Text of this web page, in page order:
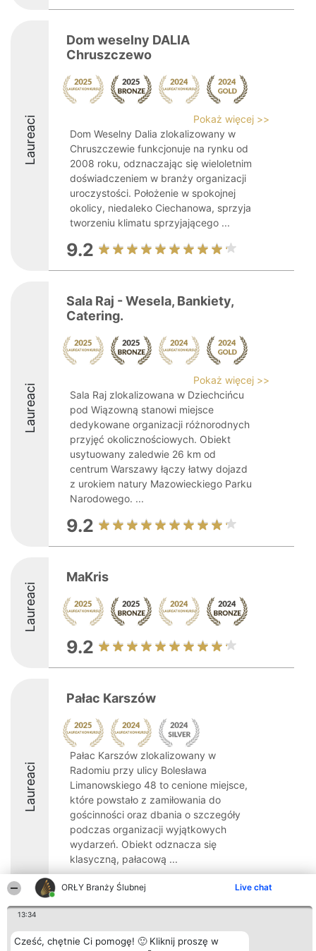
ORŁY Branży Ślubnej Live chat
13:34
Cześć, chętnie Ci pomogę! 🙂 Kliknij proszę w
Laureaci
Dom weselny DALIA
Chruszczewo
Pokaż więcej >>
Dom Weselny Dalia zlokalizowany w
Chruszczewie funkcjonuje na rynku od
2008 roku, odznaczając się wieloletnim
doświadczeniem w branży organizacji
uroczystości. Położenie w spokojnej
okolicy, niedaleko Ciechanowa, sprzyja
tworzeniu klimatu sprzyjającego ...
9.2
Laureaci
Sala Raj - Wesela, Bankiety,
Catering.
Pokaż więcej >>
Sala Raj zlokalizowana w Dziechcińcu
pod Wiązowną stanowi miejsce
dedykowane organizacji różnorodnych
przyjęć okolicznościowych. Obiekt
usytuowany zaledwie 26 km od
centrum Warszawy łączy łatwy dojazd
z urokiem natury Mazowieckiego Parku
Narodowego. ...
9.2
Laureaci
MaKris
9.2
Laureaci
Pałac Karszów
Pałac Karszów zlokalizowany w
Radomiu przy ulicy Bolesława
Limanowskiego 48 to cenione miejsce,
które powstało z zamiłowania do
gościnności oraz dbania o szczegóły
podczas organizacji wyjątkowych
wydarzeń. Obiekt odznacza się
klasyczną, pałacową ...
8.8
Organizator plebiscytu
Bright Side Solutions sp. z o.
Plebiscyt
Laureaci Kontakt